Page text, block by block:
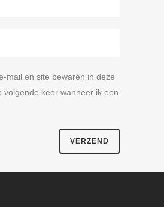
mail en site bewaren in deze
volgende keer wanneer ik een